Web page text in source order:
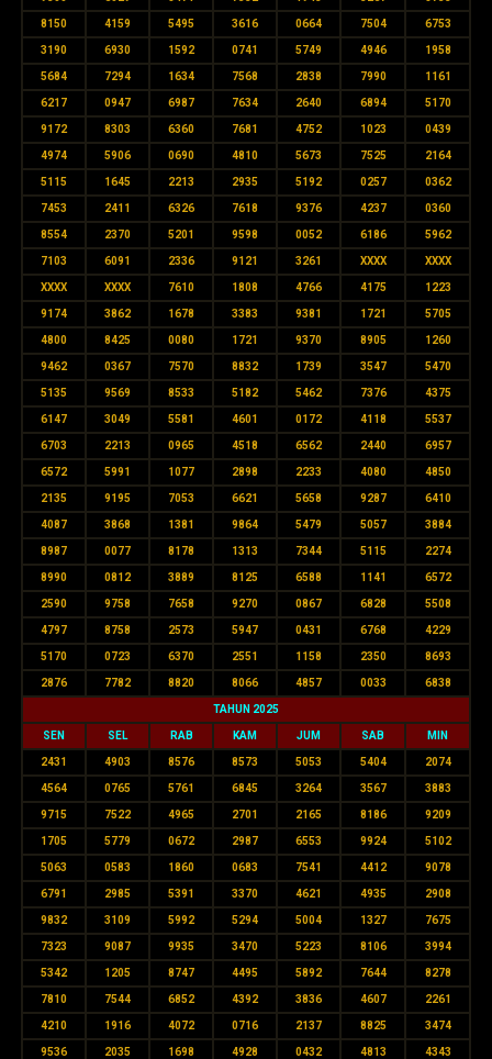
8150 4159 5495 3616 0664 7504 6753
3190 6930 1592 0741 5749 4946 1958
5684 7294 1634 7568 2838 7990 1161
6217 0947 6987 7634 2640 6894 5170
9172 8303 6360 7681 4752 1023 0439
4974 5906 0690 4810 5673 7525 2164
5115 1645 2213 2935 5192 0257 0362
7453 2411 6326 7618 9376 4237 0360
8554 2370 5201 9598 0052 6186 5962
7103 6091 2336 9121 3261 XXXX XXXX
XXXX XXXX 7610 1808 4766 4175 1223
9174 3862 1678 3383 9381 1721 5705
4800 8425 0080 1721 9370 8905 1260
9462 0367 7570 8832 1739 3547 5470
5135 9569 8533 5182 5462 7376 4375
6147 3049 5581 4601 0172 4118 5537
6703 2213 0965 4518 6562 2440 6957
6572 5991 1077 2898 2233 4080 4850
2135 9195 7053 6621 5658 9287 6410
4087 3868 1381 9864 5479 5057 3884
8987 0077 8178 1313 7344 5115 2274
8990 0812 3889 8125 6588 1141 6572
2590 9758 7658 9270 0867 6828 5508
4797 8758 2573 5947 0431 6768 4229
5170 0723 6370 2551 1158 2350 8693
2876 7782 8820 8066 4857 0033 6838
TAHUN 2025
SEN SEL RAB KAM JUM SAB MIN
2431 4903 8576 8573 5053 5404 2074
4564 0765 5761 6845 3264 3567 3883
9715 7522 4965 2701 2165 8186 9209
1705 5779 0672 2987 6553 9924 5102
5063 0583 1860 0683 7541 4412 9078
6791 2985 5391 3370 4621 4935 2908
9832 3109 5992 5294 5004 1327 7675
7323 9087 9935 3470 5223 8106 3994
5342 1205 8747 4495 5892 7644 8278
7810 7544 6852 4392 3836 4607 2261
4210 1916 4072 0716 2137 8825 3474
9536 2035 1698 4928 0432 4813 4343